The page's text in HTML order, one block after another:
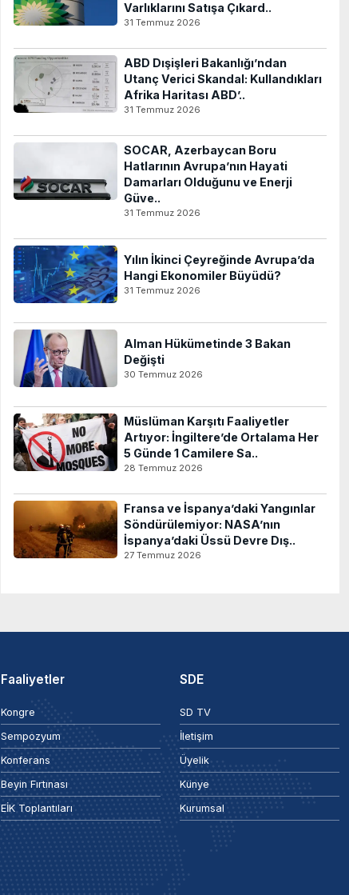
Varlıklarını Satışa Çıkard..
31 Temmuz 2026
ABD Dışişleri Bakanlığı’ndan
Utanç Verici Skandal: Kullandıkları
Afrika Haritası ABD’..
31 Temmuz 2026
SOCAR, Azerbaycan Boru
Hatlarının Avrupa’nın Hayati
Damarları Olduğunu ve Enerji
Güve..
31 Temmuz 2026
Yılın İkinci Çeyreğinde Avrupa’da
Hangi Ekonomiler Büyüdü?
31 Temmuz 2026
Alman Hükümetinde 3 Bakan
Değişti
30 Temmuz 2026
Müslüman Karşıtı Faaliyetler
Artıyor: İngiltere’de Ortalama Her
5 Günde 1 Camilere Sa..
28 Temmuz 2026
Fransa ve İspanya’daki Yangınlar
Söndürülemiyor: NASA’nın
İspanya’daki Üssü Devre Dış..
27 Temmuz 2026
Faaliyetler
Kongre
Sempozyum
Konferans
Beyin Fırtınası
EİK Toplantıları
SDE
SD TV
İletişim
Üyelik
Künye
Kurumsal